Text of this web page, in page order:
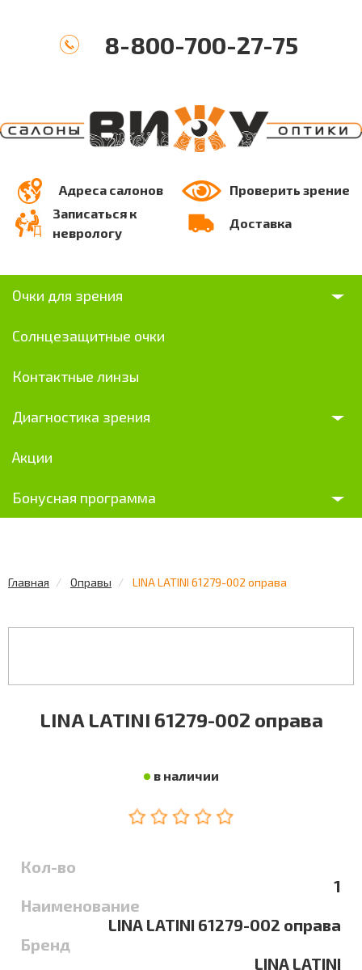
8-800-700-27-75
Адреса салонов
Проверить зрение
Записаться к
неврологу
Доставка
Очки для зрения
Солнцезащитные очки
Контактные линзы
Диагностика зрения
Акции
Бонусная программа
Главная Оправы LINA LATINI 61279-002 оправа
LINA LATINI 61279-002 оправа
в наличии
Кол-во
1
Наименование
LINA LATINI 61279-002 оправа
Бренд
LINA LATINI